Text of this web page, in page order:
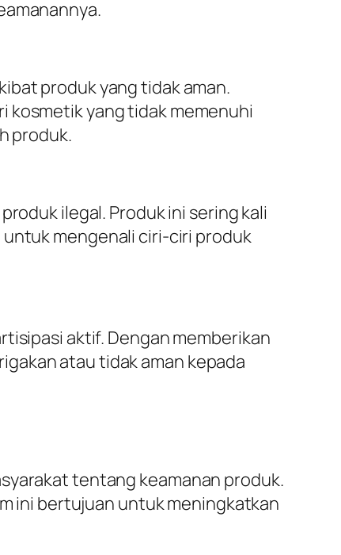
produk yang tidak aman.
kosmetik yang tidak memenuhi
produk.
ilegal. Produk ini sering kali
mengenali ciri-ciri produk
aktif. Dengan memberikan
atau tidak aman kepada
tentang keamanan produk.
ini bertujuan untuk meningkatkan